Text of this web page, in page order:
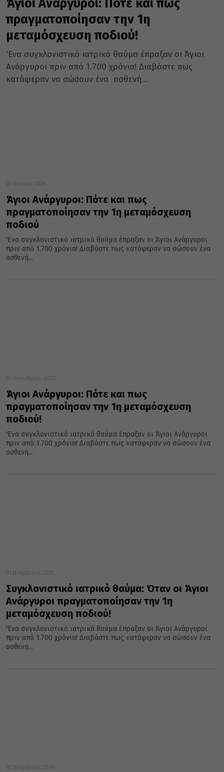
Άγιοι Ανάργυροι: Πότε και πως
πραγματοποίησαν την 1η
μεταμόσχευση ποδιού!
'Ενα συγκλονιστικό ιατρικό θαύμα έπραξαν οι Άγιοι
Ανάργυροι πριν από 1.700 χρόνια! Διαβάστε πως
κατάφεραν να σώσουν ένα ασθενή...
01 Ιουλίου 2024
Άγιοι Ανάργυροι: Πότε και πως
πραγματοποίησαν την 1η μεταμόσχευση
ποδιού
'Ενα συγκλονιστικό ιατρικό θαύμα έπραξαν οι Άγιοι Ανάργυροι
πριν από 1.700 χρόνια! Διαβάστε πως κατάφεραν να σώσουν ένα
ασθενή...
01 Οκτωβρίου 2022
Άγιοι Ανάργυροι: Πότε και πως
πραγματοποίησαν την 1η μεταμόσχευση
ποδιού!
'Ενα συγκλονιστικό ιατρικό θαύμα έπραξαν οι Άγιοι Ανάργυροι
πριν από 1.700 χρόνια! Διαβάστε πως κατάφεραν να σώσουν ένα
ασθενή...
01 Νοεμβρίου 2021
Συγκλονιστικό ιατρικό θαύμα: Όταν οι Άγιοι
Ανάργυροι πραγματοποίησαν την 1η
μεταμόσχευση ποδιού!
'Ενα συγκλονιστικό ιατρικό θαύμα έπραξαν οι Άγιοι Ανάργυροι
πριν από 1.700 χρόνια! Διαβάστε πως κατάφεραν να σώσουν ένα
ασθενή...
01 Νοεμβρίου 2020